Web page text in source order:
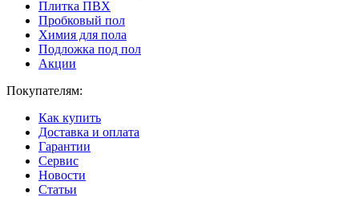
Плитка ПВХ
Пробковый пол
Химия для пола
Подложка под пол
Акции
Покупателям:
Как купить
Доставка и оплата
Гарантии
Сервис
Новости
Статьи